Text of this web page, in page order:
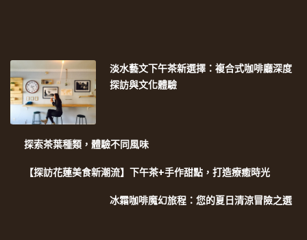
淡水藝文下午茶新選擇：複合式咖啡廳深度
探訪與文化體驗
探索茶葉種類，體驗不同風味
【探訪花蓮美食新潮流】下午茶+手作甜點，打造療癒時光
冰霜咖啡魔幻旅程：您的夏日清涼冒險之選